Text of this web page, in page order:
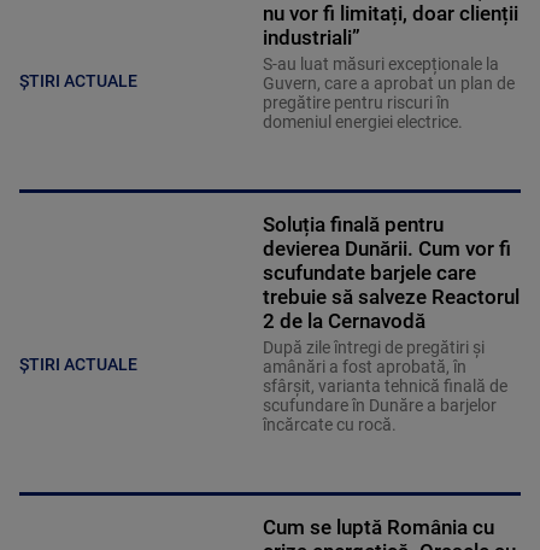
ȘTIRI ACTUALE
nu vor fi limitați, doar clienții
industriali”
S-au luat măsuri excepționale la
Guvern, care a aprobat un plan de
pregătire pentru riscuri în
domeniul energiei electrice.
ȘTIRI ACTUALE
Soluția finală pentru
devierea Dunării. Cum vor fi
scufundate barjele care
trebuie să salveze Reactorul
2 de la Cernavodă
După zile întregi de pregătiri și
amânări a fost aprobată, în
sfârșit, varianta tehnică finală de
scufundare în Dunăre a barjelor
încărcate cu rocă.
Cum se luptă România cu